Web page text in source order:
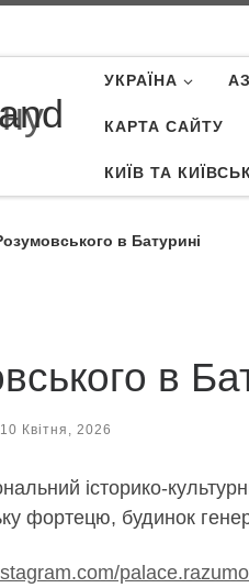
УКРАЇНА
КАРТА САЙТУ
КИЇВ ТА
в Батурині
в
10 Квітня, 2026
історико-
фортецю, будинок